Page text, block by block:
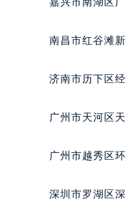
嘉兴市南湖区
南昌市红谷滩
济南市历下区
广州市天河区
广州市越秀区
深圳市罗湖区